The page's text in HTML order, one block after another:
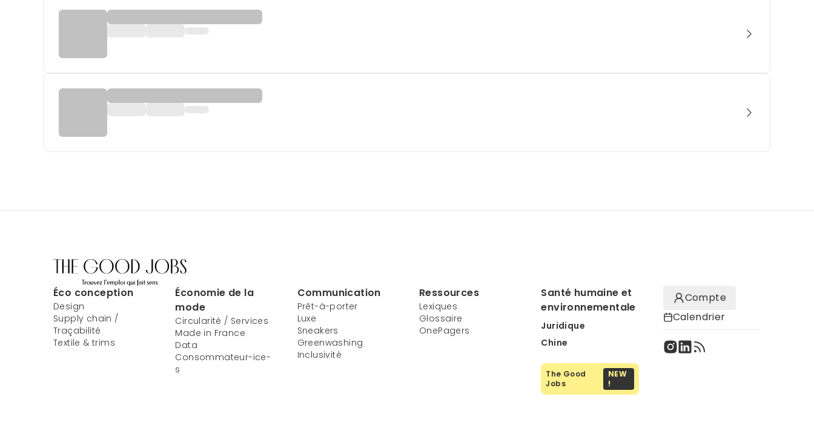
Éco conception
Design
Supply chain /
Traçabilité
Textile & trims
Économie de la
mode
Circularité / Services
Made in France
Data
Consommateur-ice-
s
Communication
Prêt-à-porter
Luxe
Sneakers
Greenwashing
Inclusivité
Ressources
Lexiques
Glossaire
OnePagers
Santé humaine et
environnementale
Juridique
Chine
The Good
Jobs
NEW
!
Compte
Calendrier